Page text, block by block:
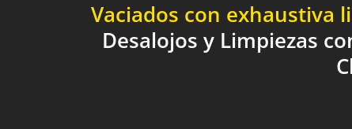
Vaciados con exhaustiva
Desalojos y Limpiezas